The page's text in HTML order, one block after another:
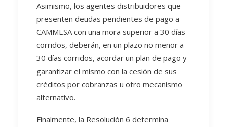
Asimismo, los agentes distribuidores que
presenten deudas pendientes de pago a
CAMMESA con una mora superior a 30 días
corridos, deberán, en un plazo no menor a
30 días corridos, acordar un plan de pago y
garantizar el mismo con la cesión de sus
créditos por cobranzas u otro mecanismo
alternativo.
Finalmente, la Resolución 6 determina